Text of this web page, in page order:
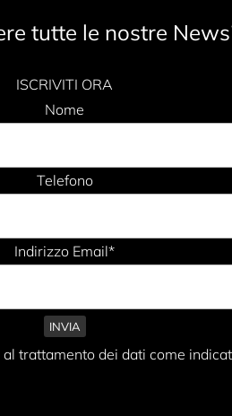
tutte le nostre
ISCRIVITI ORA
Nome
Telefono
Indirizzo Email*
trattamento dei dati come